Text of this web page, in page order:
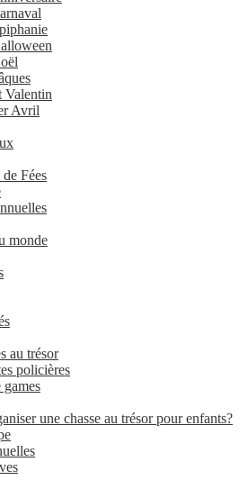
Valentin
Avril
Fées
monde
au trésor
policières
games
une chasse au trésor pour enfants?